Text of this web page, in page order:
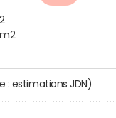
(source : estimations JDN)